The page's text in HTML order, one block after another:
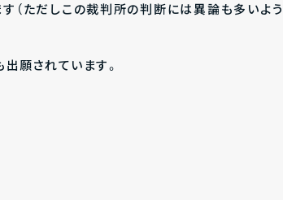
（ただしこの裁判所の判断には異論も多いよう
願されています。